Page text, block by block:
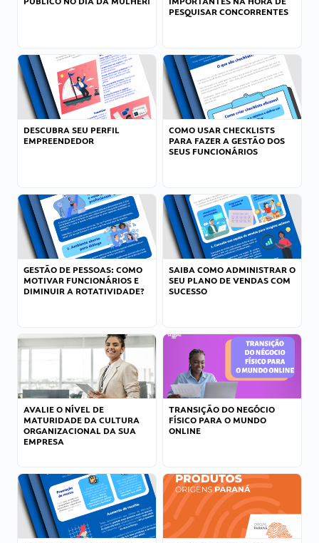
PESQUISAR CONCORRENTES
DESCUBRA SEU PERFIL
EMPREENDEDOR
COMO USAR CHECKLISTS
PARA FAZER A GESTÃO DOS
SEUS FUNCIONÁRIOS
GESTÃO DE PESSOAS: COMO
MOTIVAR FUNCIONÁRIOS E
DIMINUIR A ROTATIVIDADE?
SAIBA COMO ADMINISTRAR O
SEU PLANO DE VENDAS COM
SUCESSO
AVALIE O NÍVEL DE
MATURIDADE DA CULTURA
ORGANIZACIONAL DA SUA
EMPRESA
TRANSIÇÃO DO NEGÓCIO
FÍSICO PARA O MUNDO
ONLINE